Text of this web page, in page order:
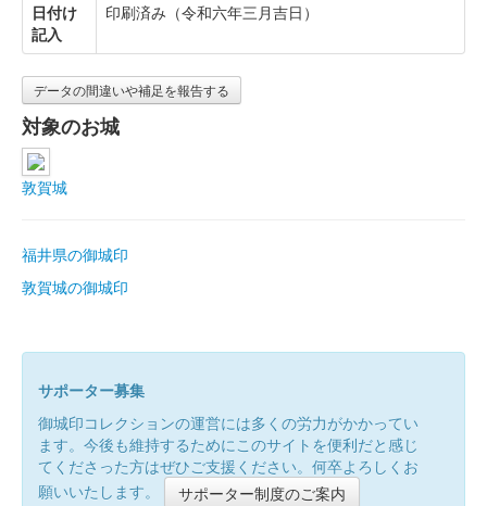
日付け
記入
印刷済み（令和六年三月吉日）
データの間違いや補足を報告する
対象のお城
敦賀城
福井県の御城印
敦賀城の御城印
サポーター募集
御城印コレクションの運営には多くの労力がかかってい
ます。今後も維持するためにこのサイトを便利だと感じ
てくださった方はぜひご支援ください。何卒よろしくお
願いいたします。
サポーター制度のご案内